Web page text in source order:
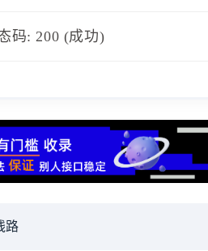
码: 200 (成功)
路